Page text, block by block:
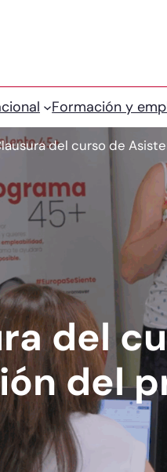
Formación y
del curso de
del
del